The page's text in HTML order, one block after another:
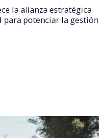
la alianza estratégica
para potenciar la gestión